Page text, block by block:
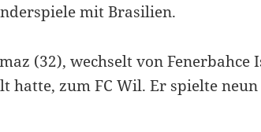
mit Brasilien.
(32), wechselt von Fenerbahce
hatte, zum FC Wil. Er spielte